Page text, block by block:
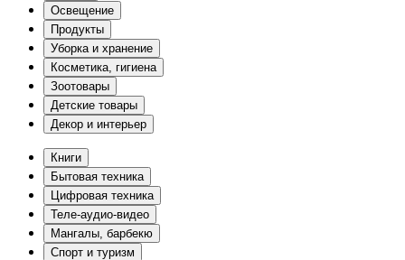
Освещение
Продукты
Уборка и хранение
Косметика, гигиена
Зоотовары
Детские товары
Декор и интерьер
Книги
Бытовая техника
Цифровая техника
Теле-аудио-видео
Мангалы, барбекю
Спорт и туризм